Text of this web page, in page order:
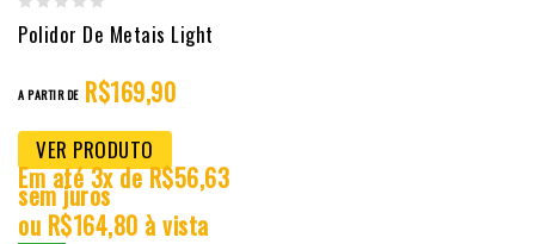
Polidor De Metais Light
A PARTIR DE R$169,90
VER PRODUTO
Em até 3x deR$56,63
sem juros
ou R$164,80 à vista